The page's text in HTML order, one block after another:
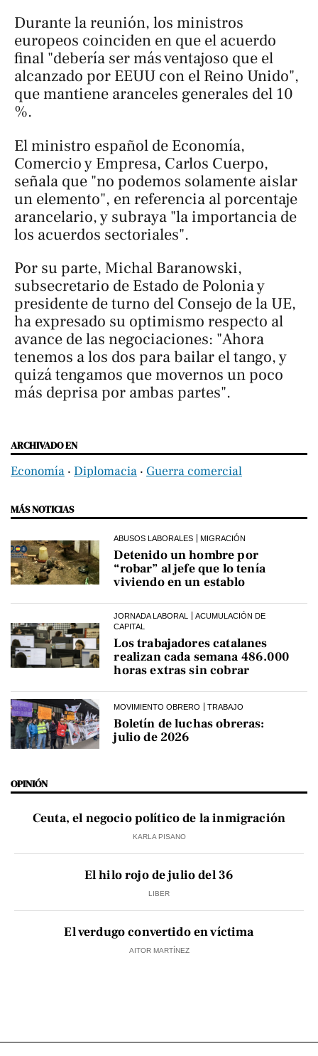
Durante la reunión, los ministros
europeos coinciden en que el acuerdo
final "debería ser más ventajoso que el
alcanzado por EEUU con el Reino Unido",
que mantiene aranceles generales del 10
%.
El ministro español de Economía,
Comercio y Empresa, Carlos Cuerpo,
señala que "no podemos solamente aislar
un elemento", en referencia al porcentaje
arancelario, y subraya "la importancia de
los acuerdos sectoriales".
Por su parte, Michal Baranowski,
subsecretario de Estado de Polonia y
presidente de turno del Consejo de la UE,
ha expresado su optimismo respecto al
avance de las negociaciones: "Ahora
tenemos a los dos para bailar el tango, y
quizá tengamos que movernos un poco
más deprisa por ambas partes".
ARCHIVADO EN
Economía ‧ Diplomacia ‧ Guerra comercial
MÁS NOTICIAS
ABUSOS LABORALES MIGRACIÓN
Detenido un hombre por
“robar” al jefe que lo tenía
viviendo en un establo
JORNADA LABORAL
ACUMULACIÓN DE
CAPITAL
Los trabajadores catalanes
realizan cada semana 486.000
horas extras sin cobrar
MOVIMIENTO OBRERO TRABAJO
Boletín de luchas obreras:
julio de 2026
OPINIÓN
Ceuta, el negocio político de la inmigración
KARLA PISANO
El hilo rojo de julio del 36
LIBER
El verdugo convertido en víctima
AITOR MARTÍNEZ